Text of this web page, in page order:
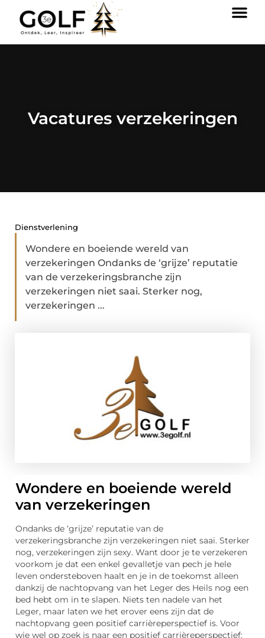
Vacatures verzekeringen
Dienstverlening
Wondere en boeiende wereld van
verzekeringen Ondanks de ‘grijze’ reputatie
van de verzekeringsbranche zijn
verzekeringen niet saai. Sterker nog,
verzekeringen ...
Wondere en boeiende wereld
van verzekeringen
Ondanks de ‘grijze’ reputatie van de
verzekeringsbranche zijn verzekeringen niet saai. Sterker
nog, verzekeringen zijn sexy. Want door je te verzekeren
voorkom je dat een enkel gevalletje van pech je hele
leven ondersteboven haalt en je in de toekomst alleen
dankzij de nachtopvang van het Leger des Heils nog een
bed hebt om in te slapen. Niets ten nadele van het
Leger, maar laten we het erover eens zijn dat de
nachtopvang geen positief carrièreperspectief is. Voor
wie wel op zoek is naar een positief carrièreperspectief: